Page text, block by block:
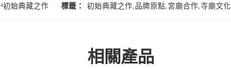
⁴初始典藏之作 標籤： 初始典藏之作,品牌原點,宮廟合作,寺廟文化
相關產品